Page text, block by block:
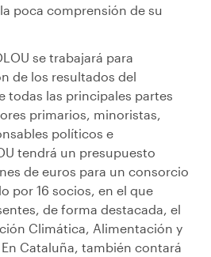
poca comprensión de su
se trabajará para
de los resultados del
todas las principales partes
primarios, minoristas,
políticos e
tendrá un presupuesto
de euros para un consorcio
por 16 socios, en el que
de forma destacada, el
Climática, Alimentación y
En Cataluña, también contará